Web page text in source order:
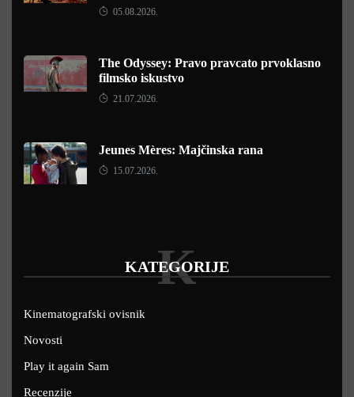
05.08.2026.
The Odyssey: Pravo pravcato prvoklasno
filmsko iskustvo
21.07.2026.
Jeunes Mères: Majčinska rana
15.07.2026.
KATEGORIJE
K
Kinematografski ovisnik
Novosti
Play it again Sam
Recenzije